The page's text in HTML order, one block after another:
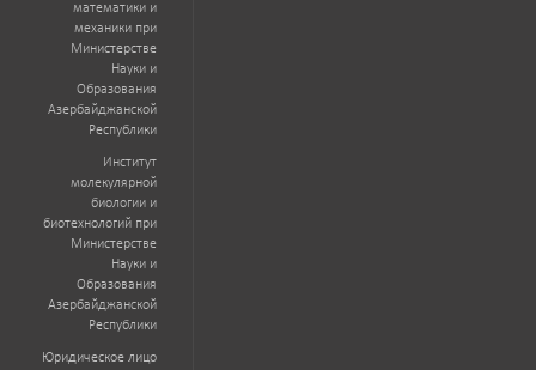
математики и
механики при
Министерстве
Науки и
Образования
Азербайджанской
Республики
Институт
молекулярной
биологии и
биотехнологий при
Министерстве
Науки и
Образования
Азербайджанской
Республики
Юридическое лицо